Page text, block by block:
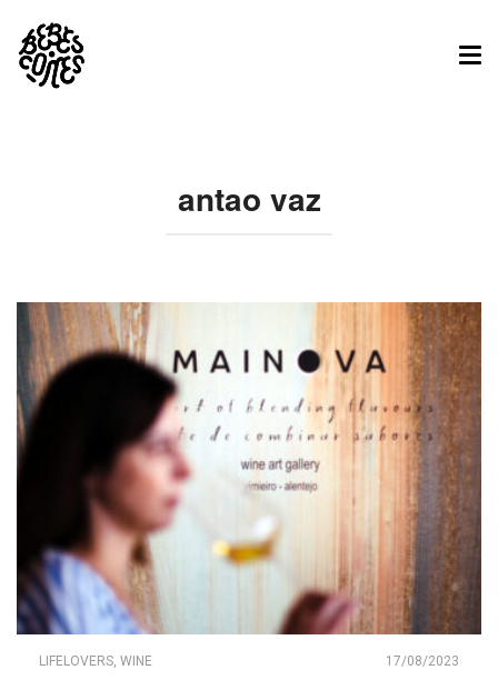
antao vaz
LIFELOVERS WINE 17/08/2023